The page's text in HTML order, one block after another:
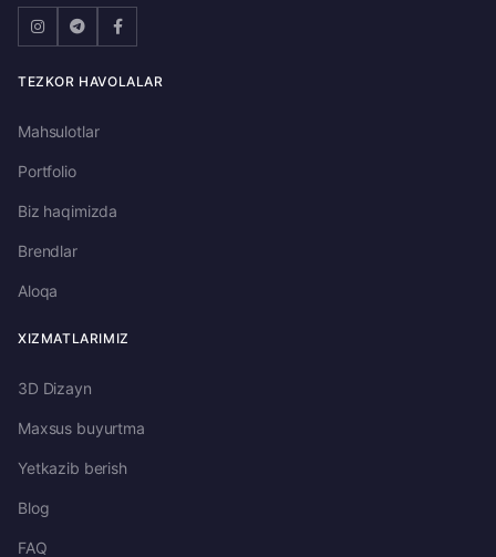
TEZKOR HAVOLALAR
Mahsulotlar
Portfolio
Biz haqimizda
Brendlar
Aloqa
XIZMATLARIMIZ
3D Dizayn
Maxsus buyurtma
Yetkazib berish
Blog
FAQ